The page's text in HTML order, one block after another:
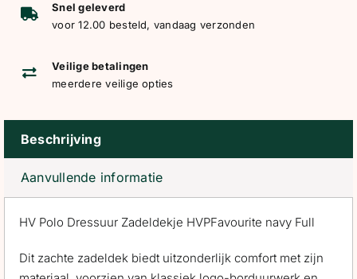
aantal
Snel geleverd
voor 12.00 besteld, vandaag verzonden
Veilige betalingen
meerdere veilige opties
Beschrijving
Aanvullende informatie
HV Polo Dressuur Zadeldekje HVPFavourite navy Full
Dit zachte zadeldek biedt uitzonderlijk comfort met zijn